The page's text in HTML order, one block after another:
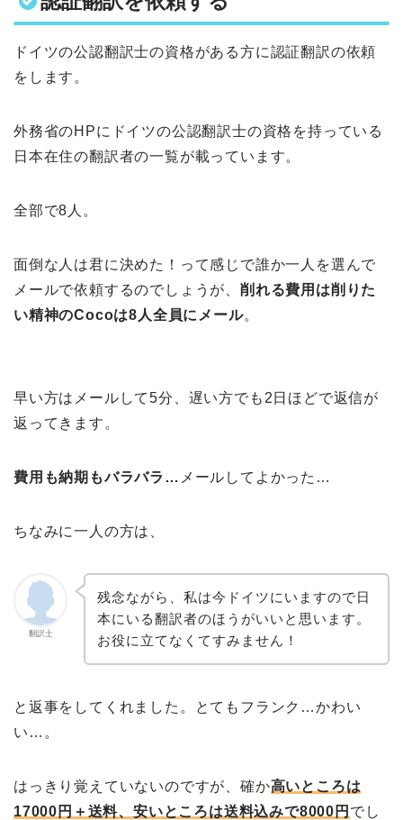
ドイツの公認翻訳士の資格がある方に認証翻訳の依頼
をします。
外務省のHPにドイツの公認翻訳士の資格を持っている
日本在住の翻訳者の一覧が載っています。
全部で8人。
面倒な人は君に決めた！って感じで誰か一人を選んで
メールで依頼するのでしょうが、 削れる費用は削りた
い精神のCocoは8人全員にメール。
早い方はメールして5分、遅い方でも2日ほどで返信が
返ってきます。
費用も納期もバラバラ… メールしてよかった…
ちなみに一人の方は、
翻訳士
残念ながら、私は今ドイツにいますので日
本にいる翻訳者のほうがいいと思います。
お役に立てなくてすみません！
と返事をしてくれました。とてもフランク…かわい
い…。
はっきり覚えていないのですが、確か高いところは
17000円＋送料、安いところは送料込みで8000円 でし